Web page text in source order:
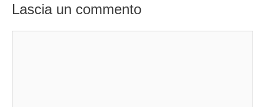
Lascia un commento